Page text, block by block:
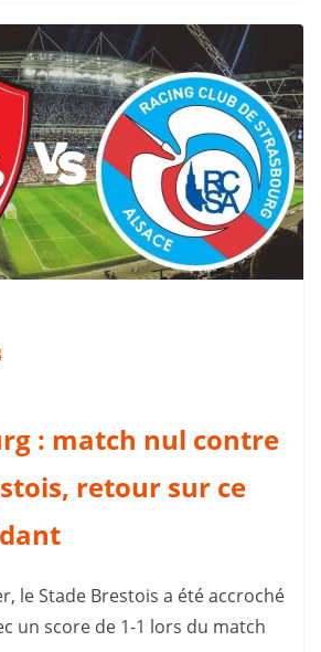
: match nul contre
retour sur ce
le Stade Brestois a été accroché
un score de 1-1 lors du match